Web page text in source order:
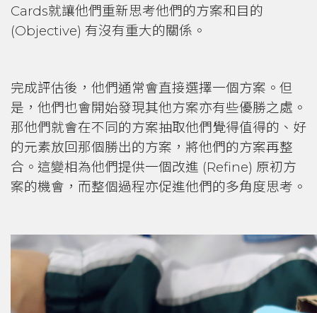
Cards就讓他們重新思考他們的方案和目的
(Objective) 有沒有重大的關係。
完成評估後，他們通常會直接選擇一個方案。但
是，他們也會開始發現其他方案亦有些優勝之處。
那他們就會在不同的方案抽取他們覺得值得的、好
的元素放回那個勝出的方案，將他們的方案再整
合。這變相為他們提供一個改進 (Refine) 原初方
案的機會，而整個過程亦促進他們的多角度思考。